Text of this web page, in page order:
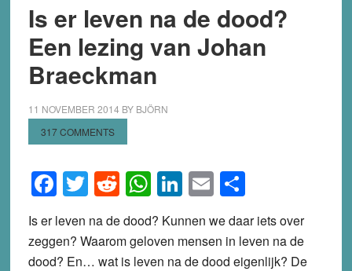
Is er leven na de dood?
Een lezing van Johan
Braeckman
11 NOVEMBER 2014 BY BJÖRN
317 COMMENTS
Facebook
Twitter
Reddit
WhatsApp
LinkedIn
EmailShare
Is er leven na de dood? Kunnen we daar iets over
zeggen? Waarom geloven mensen in leven na de
dood? En… wat is leven na de dood eigenlijk? De